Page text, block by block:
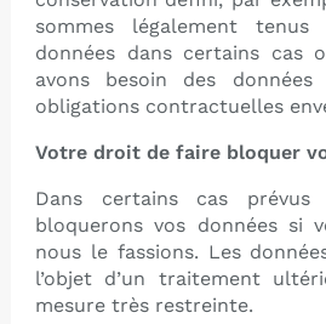
sommes légalement
données dans certains cas
avons besoin des
obligations contractuelles
Votre droit de faire bloquer
Dans certains cas
bloquerons vos données si
nous le fassions. Les
l’objet d’un traitement
mesure très restreinte.